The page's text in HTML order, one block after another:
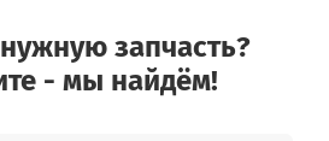
запчасть?
- мы найдём!